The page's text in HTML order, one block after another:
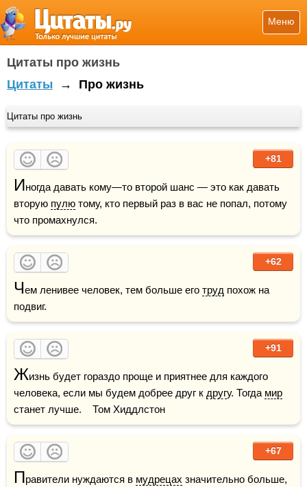
Меню
Цитаты про жизнь
Цитаты → Про жизнь
Цитаты про жизнь
+81
Иногда давать кому—то второй шанс — это как давать
вторую пулю тому, кто первый раз в вас не попал, потому
что промахнулся.
+62
Чем ленивее человек, тем больше его труд похож на
подвиг.
+91
Жизнь будет гораздо проще и приятнее для каждого
человека, если мы будем добрее друг к другу. Тогда мир
станет лучше.    Том Хиддлстон
+67
Правители нуждаются в мудрецах значительно больше,